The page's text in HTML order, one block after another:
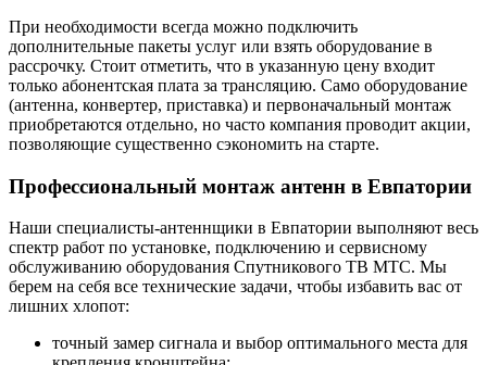
При необходимости всегда можно подключить
дополнительные пакеты услуг или взять оборудование в
рассрочку. Стоит отметить, что в указанную цену входит
только абонентская плата за трансляцию. Само оборудование
(антенна, конвертер, приставка) и первоначальный монтаж
приобретаются отдельно, но часто компания проводит акции,
позволяющие существенно сэкономить на старте.
Профессиональный монтаж антенн в Евпатории
Наши специалисты-антеннщики в Евпатории выполняют весь
спектр работ по установке, подключению и сервисному
обслуживанию оборудования Спутникового ТВ МТС. Мы
берем на себя все технические задачи, чтобы избавить вас от
лишних хлопот:
точный замер сигнала и выбор оптимального места для